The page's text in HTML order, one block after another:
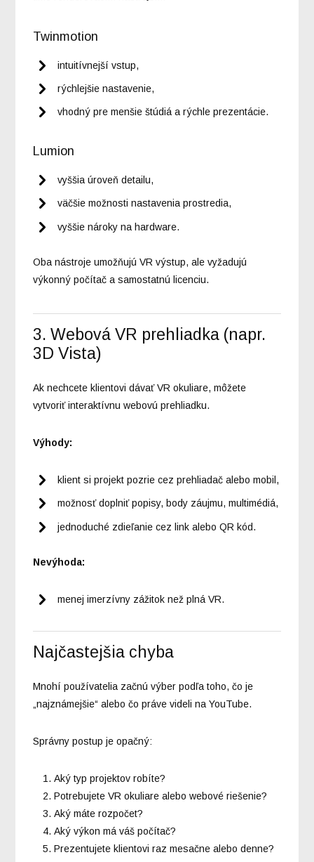
Twinmotion
intuitívnejší vstup,
rýchlejšie nastavenie,
vhodný pre menšie štúdiá a rýchle prezentácie.
Lumion
vyššia úroveň detailu,
väčšie možnosti nastavenia prostredia,
vyššie nároky na hardware.
Oba nástroje umožňujú VR výstup, ale vyžadujú
výkonný počítač a samostatnú licenciu.
3. Webová VR prehliadka (napr.
3D Vista)
Ak nechcete klientovi dávať VR okuliare, môžete
vytvoriť interaktívnu webovú prehliadku.
Výhody:
klient si projekt pozrie cez prehliadač alebo mobil,
možnosť doplniť popisy, body záujmu, multimédiá,
jednoduché zdieľanie cez link alebo QR kód.
Nevýhoda:
menej imerzívny zážitok než plná VR.
Najčastejšia chyba
Mnohí používatelia začnú výber podľa toho, čo je
„najznámejšie“ alebo čo práve videli na YouTube.
Správny postup je opačný:
Aký typ projektov robíte?
Potrebujete VR okuliare alebo webové riešenie?
Aký máte rozpočet?
Aký výkon má váš počítač?
Prezentujete klientovi raz mesačne alebo denne?